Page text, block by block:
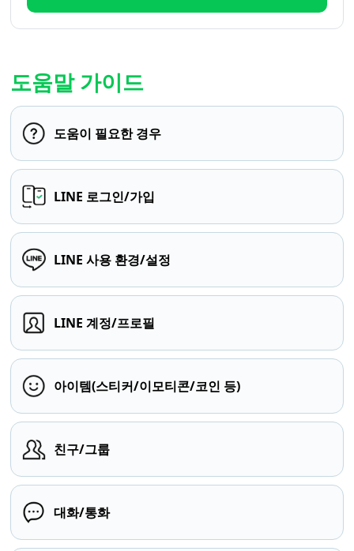
도움말 가이드
도움이 필요한 경우
LINE 로그인/가입
LINE 사용 환경/설정
LINE 계정/프로필
아이템(스티커/이모티콘/코인 등)
친구/그룹
대화/통화